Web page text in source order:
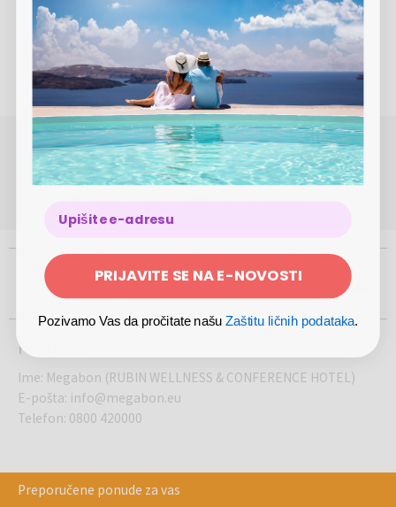
Kućni ljubimci su dozvoljeni uz doplatu u iznosu od 10
€/kućni ljubimac/noć
Boravišna taksa u iznosu od 2 €/osoba od 14 godina
nadalje/noć nije uključena u cenu
POTREBNA VAM JE POMOĆ OKO REZERVACIJE ILI
KUPOVINE?
(Pon-Pet 8.00 - 17.00)
100%
SIGURNA
KUPOVINA
500.000
KORISNIKA
5
TRŽIŠTA
USTANOVLJEN
2012.
GODINE
Ponuđač
Ime: Megabon (RUBIN WELLNESS & CONFERENCE HOTEL)
E-pošta: info@megabon.eu
Telefon: 0800 420000
Preporučene ponude za vas
PRIJAVITE SE NA E-NOVOSTI
Pozivamo Vas da pročitate našuZaštitu ličnih podataka.